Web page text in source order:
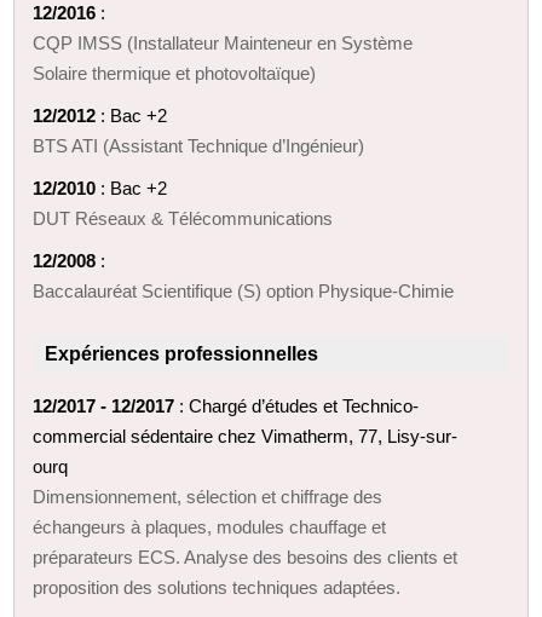
12/2016 :
CQP IMSS (Installateur Mainteneur en Système
Solaire thermique et photovoltaïque)
12/2012 : Bac +2
BTS ATI (Assistant Technique d’Ingénieur)
12/2010 : Bac +2
DUT Réseaux & Télécommunications
12/2008 :
Baccalauréat Scientifique (S) option Physique-Chimie
Expériences professionnelles
12/2017 - 12/2017 : Chargé d’études et Technico-
commercial sédentaire chez Vimatherm, 77, Lisy-sur-
ourq
Dimensionnement, sélection et chiffrage des
échangeurs à plaques, modules chauffage et
préparateurs ECS. Analyse des besoins des clients et
proposition des solutions techniques adaptées.